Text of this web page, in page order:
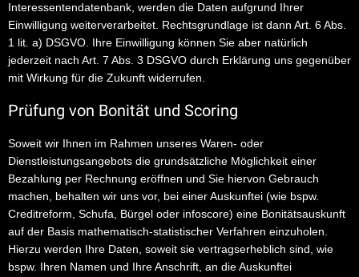
Interessentendatenbank, werden die Daten aufgrund Ihrer
Einwilligung weiterverarbeitet. Rechtsgrundlage ist dann Art. 6 Abs.
1 lit. a) DSGVO. Ihre Einwilligung können Sie aber natürlich
jederzeit nach Art. 7 Abs. 3 DSGVO durch Erklärung uns gegenüber
mit Wirkung für die Zukunft widerrufen.
Prüfung von Bonität und Scoring
Soweit wir Ihnen im Rahmen unseres Waren- oder
Dienstleistungsangebots die grundsätzliche Möglichkeit einer
Bezahlung per Rechnung eröffnen und Sie hiervon Gebrauch
machen, behalten wir uns vor, bei einer Auskunftei (wie bspw.
Creditreform, Schufa, Bürgel oder infoscore) eine Bonitätsauskunft
auf der Basis mathematisch-statistischer Verfahren einzuholen.
Hierzu werden Ihre Daten, soweit sie vertragserheblich sind, wie
bspw. Ihren Namen und Ihre Anschrift, an die Auskunftei